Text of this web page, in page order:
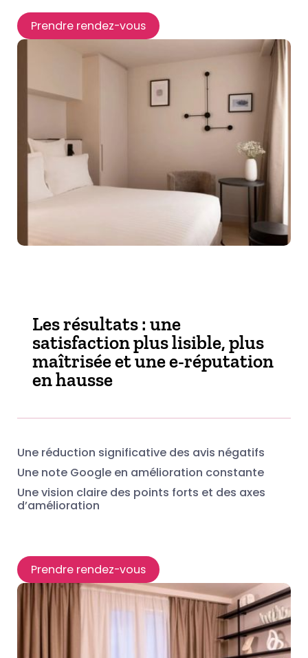
Prendre rendez-vous
Les résultats : une
satisfaction plus lisible, plus
maîtrisée et une e-réputation
en hausse
Une réduction significative des avis négatifs
Une note Google en amélioration constante
Une vision claire des points forts et des axes
d’amélioration
Prendre rendez-vous